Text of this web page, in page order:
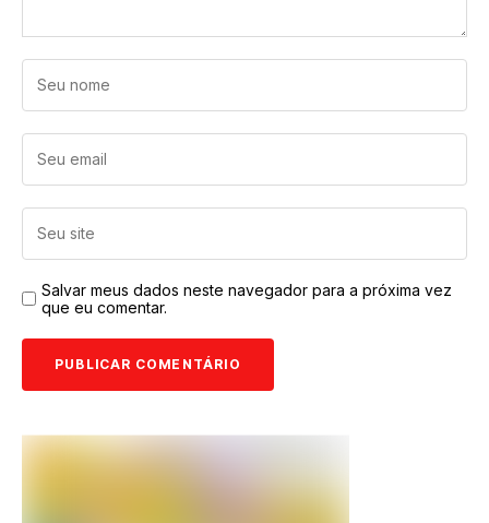
Salvar meus dados neste navegador para a próxima vez
que eu comentar.